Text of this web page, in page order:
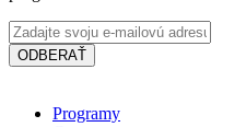
ODBERAŤ
Programy